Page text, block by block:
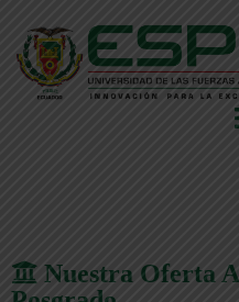
Nuestra Oferta